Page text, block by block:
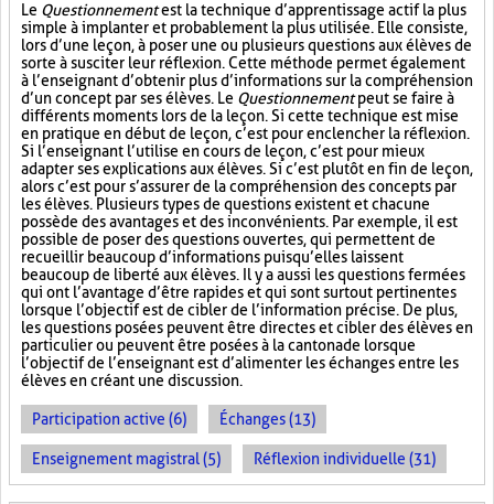
Le Questionnementest la technique d’apprentissage actif la plus
simple à implanter et probablement la plus utilisée. Elle consiste,
lors d’une leçon, à poser une ou plusieurs questions aux élèves de
sorte à susciter leur réflexion. Cette méthode permet également
à l’enseignant d’obtenir plus d’informations sur la compréhension
d’un concept par ses élèves. Le Questionnementpeut se faire à
différents moments lors de la leçon. Si cette technique est mise
en pratique en début de leçon, c’est pour enclencher la réflexion.
Si l’enseignant l’utilise en cours de leçon, c’est pour mieux
adapter ses explications aux élèves. Si c’est plutôt en fin de leçon,
alors c’est pour s’assurer de la compréhension des concepts par
les élèves. Plusieurs types de questions existent et chacune
possède des avantages et des inconvénients. Par exemple, il est
possible de poser des questions ouvertes, qui permettent de
recueillir beaucoup d’informations puisqu’elles laissent
beaucoup de liberté aux élèves. Il y a aussi les questions fermées
qui ont l’avantage d’être rapides et qui sont surtout pertinentes
lorsque l’objectif est de cibler de l’information précise. De plus,
les questions posées peuvent être directes et cibler des élèves en
particulier ou peuvent être posées à la cantonade lorsque
l’objectif de l’enseignant est d’alimenter les échanges entre les
élèves en créant une discussion.
Participation active (6) Échanges (13)
Enseignement magistral (5) Réflexion individuelle (31)